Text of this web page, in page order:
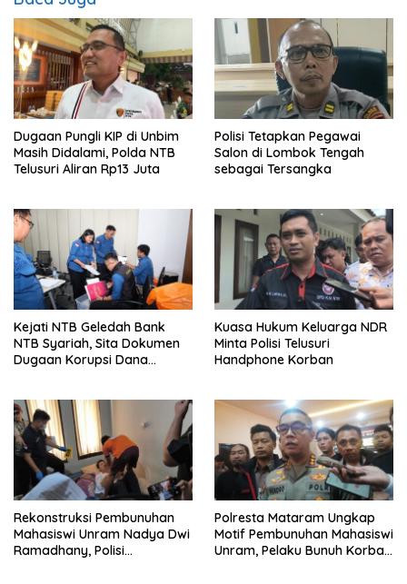
Dugaan Pungli KIP di Unbim
Masih Didalami, Polda NTB
Telusuri Aliran Rp13 Juta
Polisi Tetapkan Pegawai
Salon di Lombok Tengah
sebagai Tersangka
Kejati NTB Geledah Bank
NTB Syariah, Sita Dokumen
Dugaan Korupsi Dana
Kuasa Hukum Keluarga NDR
Minta Polisi Telusuri
Handphone Korban
Rekonstruksi Pembunuhan
Mahasiswi Unram Nadya Dwi
Ramadhany, Polisi
Polresta Mataram Ungkap
Motif Pembunuhan Mahasiswi
Unram, Pelaku Bunuh Korban